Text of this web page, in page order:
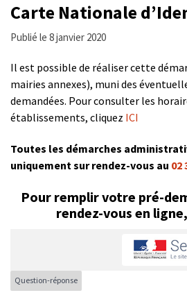
Carte Nationale
Publié le 8 janvier 2020
Il est possible de réaliser cette
mairies annexes), muni des
demandées. Pour consulter les
établissements, cliquez ICI
Toutes les démarches
uniquement sur rendez-vous au 02
Pour remplir votre pré-
rendez-vous en
Question-réponse